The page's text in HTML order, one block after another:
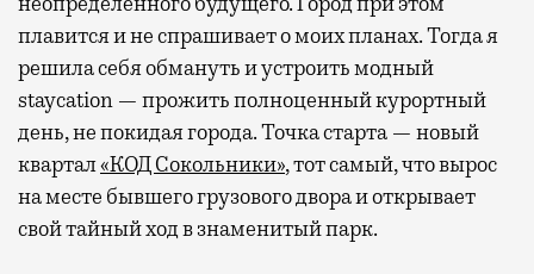
плавится и не спрашивает о моих планах. Тогда я
решила себя обмануть и устроить модный
staycation — прожить полноценный курортный
день, не покидая города. Точка старта — новый
квартал«КОД Сокольники», тот самый, что вырос
на месте бывшего грузового двора и открывает
свой тайный ход в знаменитый парк.